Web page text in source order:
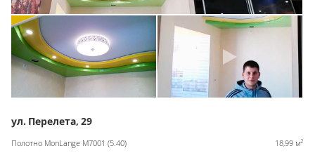
ул. Перелета, 29
Полотно MonLange M7001 (5.40) 18,99 м2